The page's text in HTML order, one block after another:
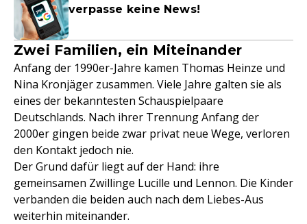
verpasse keine News!
Zwei Familien, ein Miteinander
Anfang der 1990er-Jahre kamen Thomas Heinze und
Nina Kronjäger zusammen. Viele Jahre galten sie als
eines der bekanntesten Schauspielpaare
Deutschlands. Nach ihrer Trennung Anfang der
2000er gingen beide zwar privat neue Wege, verloren
den Kontakt jedoch nie.
Der Grund dafür liegt auf der Hand: ihre
gemeinsamen Zwillinge Lucille und Lennon. Die Kinder
verbanden die beiden auch nach dem Liebes-Aus
weiterhin miteinander.